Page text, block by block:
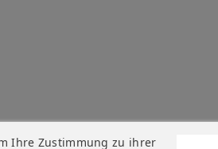
Ihre Zustimmung zu ihrer